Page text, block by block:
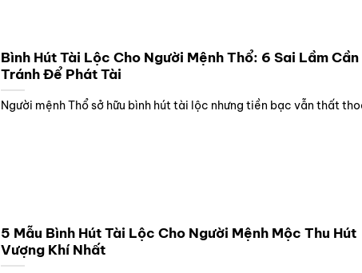
Bình Hút Tài Lộc Cho Người Mệnh Thổ: 6 Sai Lầm Cần
Tránh Để Phát Tài
Người mệnh Thổ sở hữu bình hút tài lộc nhưng tiền bạc vẫn thất
5 Mẫu Bình Hút Tài Lộc Cho Người Mệnh Mộc Thu Hút
Vượng Khí Nhất